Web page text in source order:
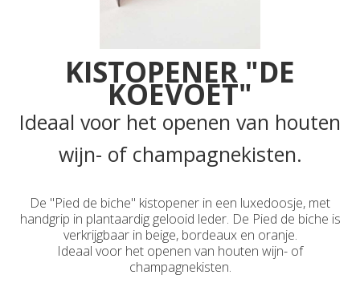
KISTOPENER "DE
KOEVOET"
Ideaal voor het openen van houten
wijn- of champagnekisten.
De "Pied de biche" kistopener in een luxedoosje, met
handgrip in plantaardig gelooid leder. De Pied de biche is
verkrijgbaar in beige, bordeaux en oranje.
Ideaal voor het openen van houten wijn- of
champagnekisten.